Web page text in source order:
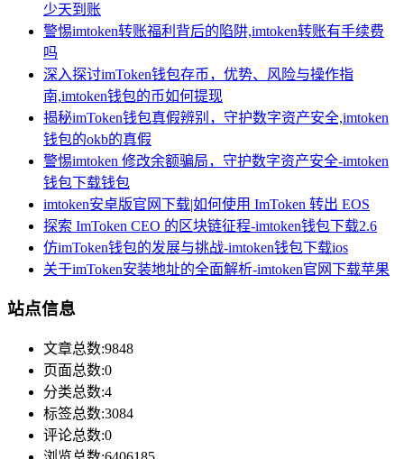
少天到账
警惕imtoken转账福利背后的陷阱,imtoken转账有手续费
吗
深入探讨imToken钱包存币，优势、风险与操作指
南,imtoken钱包的币如何提现
揭秘imToken钱包真假辨别，守护数字资产安全,imtoken
钱包的okb的真假
警惕imtoken 修改余额骗局，守护数字资产安全-imtoken
钱包下载钱包
imtoken安卓版官网下载|如何使用 ImToken 转出 EOS
探索 ImToken CEO 的区块链征程-imtoken钱包下载2.6
仿imToken钱包的发展与挑战-imtoken钱包下载ios
关于imToken安装地址的全面解析-imtoken官网下载苹果
站点信息
文章总数:9848
页面总数:0
分类总数:4
标签总数:3084
评论总数:0